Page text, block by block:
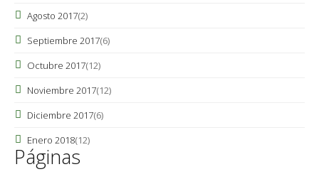
Agosto 2017(2)
Septiembre 2017(6)
Octubre 2017(12)
Noviembre 2017(12)
Diciembre 2017(6)
Enero 2018(12)
Páginas